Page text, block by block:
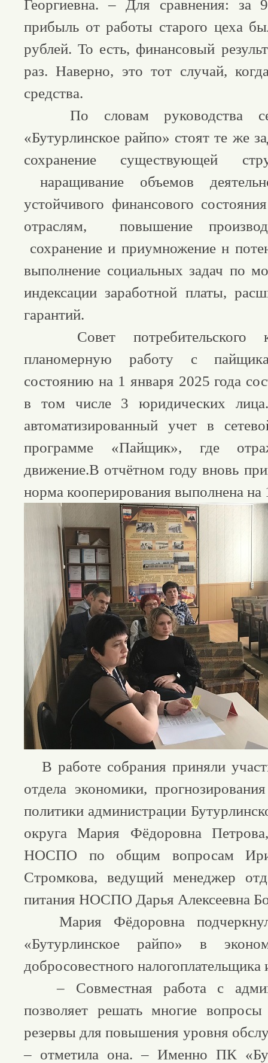
Георгиевна. – Для сравнения: за
прибыль от работы старого цеха
рублей. То есть, финансовый
раз. Наверно, это тот случай,
средства.
По словам руководства
«Бутурлинское райпо» стоят те же
сохранение существующей
наращивание объемов
устойчивого финансового
отраслям, повышение
сохранение и приумножение н
выполнение социальных задач по
индексации заработной платы,
гарантий.
Совет потребительского
планомерную работу с
состоянию на 1 января 2025 года
в том числе 3 юридических
автоматизированный учет в
программе «Пайщик», где
движение.В отчётном году вновь
норма кооперирования выполнена
В работе собрания приняли
отдела экономики,
политики администрации
округа Мария Фёдоровна
НОСПО по общим вопросам
Стромкова, ведущий менеджер
питания НОСПО Дарья Алексеевна
Мария Фёдоровна
«Бутурлинское райпо» в
добросовестного налогоплательщика
– Совместная работа с
позволяет решать многие
резервы для повышения уровня
– отметила она. – Именно ПК